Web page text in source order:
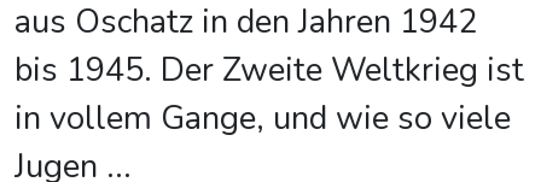
aus Oschatz in den Jahren 1942
bis 1945. Der Zweite Weltkrieg ist
in vollem Gange, und wie so viele
Jugen ...